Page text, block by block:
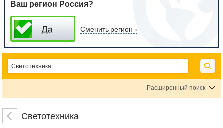
Ваш регион Россия?
Сменить регион ›
Расширенный поиск
Лампы газоразрядные
Светотехника